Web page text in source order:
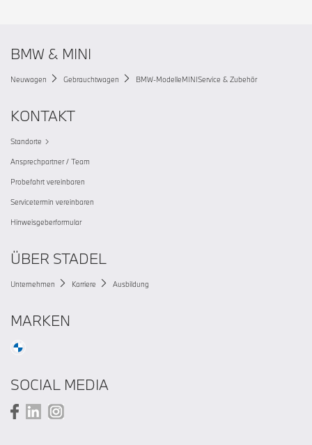
BMW & MINI
Neuwagen Gebrauchtwagen BMW-ModelleMINIService & Zubehör
KONTAKT
Standorte
Ansprechpartner / Team
Probefahrt vereinbaren
Servicetermin vereinbaren
Hinweisgeberformular
ÜBER STADEL
Unternehmen Karriere Ausbildung
MARKEN
SOCIAL MEDIA